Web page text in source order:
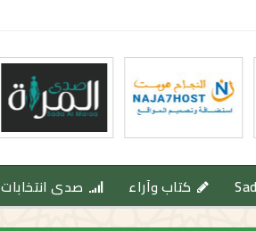
كتاب وآراء صدى انتخابات